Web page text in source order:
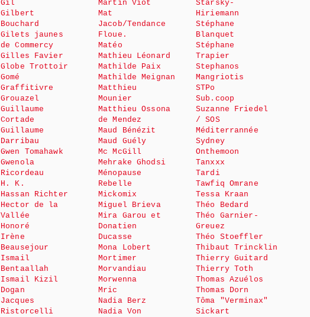
Gil
Gilbert
Bouchard
Gilets jaunes
de Commercy
Gilles Favier
Globe Trottoir
Gomé
Graffitivre
Grouazel
Guillaume
Cortade
Guillaume
Darribau
Gwen Tomahawk
Gwenola
Ricordeau
H. K.
Hassan Richter
Hector de la
Vallée
Honoré
Irène
Beausejour
Ismail
Bentaallah
Ismail Kizil
Dogan
Jacques
Ristorcelli
Martin Viot
Mat
Jacob/Tendance
Floue.
Matéo
Mathieu Léonard
Mathilde Paix
Mathilde Meignan
Matthieu
Mounier
Matthieu Ossona
de Mendez
Maud Bénézit
Maud Guély
Mc McGill
Mehrake Ghodsi
Ménopause
Rebelle
Mickomix
Miguel Brieva
Mira Garou et
Donatien
Ducasse
Mona Lobert
Mortimer
Morvandiau
Morwenna
Mric
Nadia Berz
Nadia Von
Starsky-
Hiriemann
Stéphane
Blanquet
Stéphane
Trapier
Stephanos
Mangriotis
STPo
Sub.coop
Suzanne Friedel
/ SOS
Méditerrannée
Sydney
Onthemoon
Tanxxx
Tardi
Tawfiq Omrane
Tessa Kraan
Théo Bedard
Théo Garnier-
Greuez
Théo Stoeffler
Thibaut Trincklin
Thierry Guitard
Thierry Toth
Thomas Azuélos
Thomas Dorn
Tôma "Verminax"
Sickart